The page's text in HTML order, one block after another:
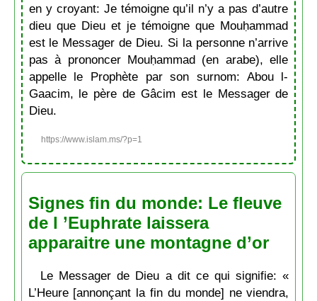
en y croyant: Je témoigne qu’il n’y a pas d’autre
dieu que Dieu et je témoigne que Mouḥammad
est le Messager de Dieu. Si la personne n’arrive
pas à prononcer Mouḥammad (en arabe), elle
appelle le Prophète par son surnom: Abou l-
Gaacim, le père de Gâcim est le Messager de
Dieu.
https://www.islam.ms/?p=1
Signes fin du monde: Le fleuve
de l ’Euphrate laissera
apparaitre une montagne d’or
Le Messager de Dieu a dit ce qui signifie: «
L’Heure [annonçant la fin du monde] ne viendra,